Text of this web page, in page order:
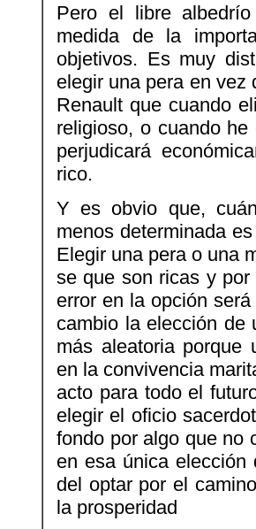
Pero el libre
medida de la
objetivos. Es muy
elegir una pera en vez
Renault que cuando
religioso, o cuando
perjudicará
rico.
Y es obvio que,
menos determinada
Elegir una pera o una
se que son ricas y
error en la opción
cambio la elección de
más aleatoria porque
en la convivencia
acto para todo el
elegir el oficio
fondo por algo que no
en esa única
del optar por el
la prosperidad